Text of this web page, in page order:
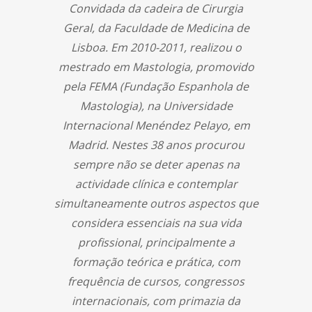
Convidada da cadeira de Cirurgia
Geral, da Faculdade de Medicina de
Lisboa. Em 2010-2011, realizou o
mestrado em Mastologia, promovido
pela FEMA (Fundação Espanhola de
Mastologia), na Universidade
Internacional Menéndez Pelayo, em
Madrid. Nestes 38 anos procurou
sempre não se deter apenas na
actividade clínica e contemplar
simultaneamente outros aspectos que
considera essenciais na sua vida
profissional, principalmente a
formação teórica e prática, com
frequência de cursos, congressos
internacionais, com primazia da